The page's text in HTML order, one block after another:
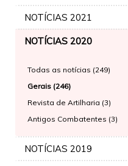
NOTÍCIAS 2021
NOTÍCIAS 2020
Todas as notícias (249)
Gerais (246)
Revista de Artilharia (3)
Antigos Combatentes (3)
NOTÍCIAS 2019